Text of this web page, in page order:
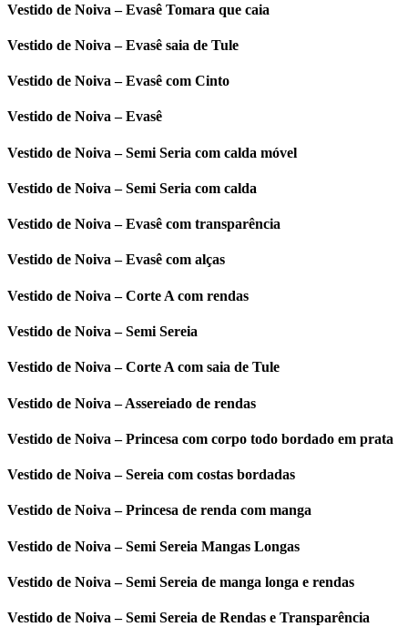
Vestido de Noiva – Evasê Tomara que caia
Vestido de Noiva – Evasê saia de Tule
Vestido de Noiva – Evasê com Cinto
Vestido de Noiva – Evasê
Vestido de Noiva – Semi Seria com calda móvel
Vestido de Noiva – Semi Seria com calda
Vestido de Noiva – Evasê com transparência
Vestido de Noiva – Evasê com alças
Vestido de Noiva – Corte A com rendas
Vestido de Noiva – Semi Sereia
Vestido de Noiva – Corte A com saia de Tule
Vestido de Noiva – Assereiado de rendas
Vestido de Noiva – Princesa com corpo todo bordado em prata
Vestido de Noiva – Sereia com costas bordadas
Vestido de Noiva – Princesa de renda com manga
Vestido de Noiva – Semi Sereia Mangas Longas
Vestido de Noiva – Semi Sereia de manga longa e rendas
Vestido de Noiva – Semi Sereia de Rendas e Transparência